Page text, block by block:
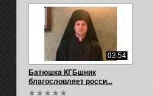
03:54
Батюшка КГБшник
благословляет росси...